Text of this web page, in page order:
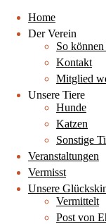
Home
Der Verein
So
Kontakt
Mitglied
Unsere Tiere
Hunde
Katzen
Sonstige
Veranstaltungen
Vermisst
Unsere
Vermittelt
Post von